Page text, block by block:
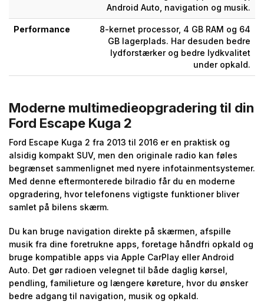
Android Auto, navigation og musik.
Performance
8-kernet processor, 4 GB RAM og 64
GB lagerplads. Har desuden bedre
lydforstærker og bedre lydkvalitet
under opkald.
Moderne multimedieopgradering til din
Ford Escape Kuga 2
Ford Escape Kuga 2 fra 2013 til 2016 er en praktisk og
alsidig kompakt SUV, men den originale radio kan føles
begrænset sammenlignet med nyere infotainmentsystemer.
Med denne eftermonterede bilradio får du en moderne
opgradering, hvor telefonens vigtigste funktioner bliver
samlet på bilens skærm.
Du kan bruge navigation direkte på skærmen, afspille
musik fra dine foretrukne apps, foretage håndfri opkald og
bruge kompatible apps via Apple CarPlay eller Android
Auto. Det gør radioen velegnet til både daglig kørsel,
pendling, familieture og længere køreture, hvor du ønsker
bedre adgang til navigation, musik og opkald.